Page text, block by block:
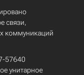
связи,
коммуникаций
57640
унитарное